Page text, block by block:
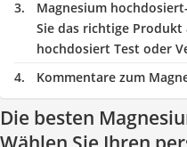
Magnesium
Sie das richtige
hochdosiert Test oder
Kommentare zum
Die besten